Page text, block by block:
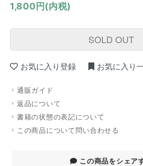
1,800円(内税)
SOLD OUT
お気に入り登録 お気に入り
通販ガイド
返品について
書籍の状態の表記について
この商品について問い合わせる
この商品をシェア